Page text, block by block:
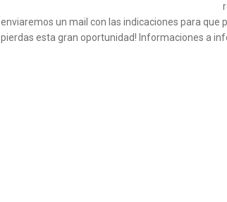
enviaremos un mail con las indicaciones para que
pierdas esta gran oportunidad! Informaciones a